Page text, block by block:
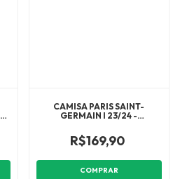
CAMISA PARIS SAINT-
GERMAIN I 23/24 -
R$169,90
COMPRAR